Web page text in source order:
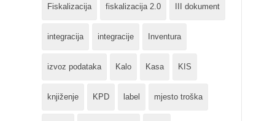
Fiskalizacija fiskalizacija 2.0 III dokument
integracija integracije Inventura
izvoz podataka Kalo Kasa KIS
knjiženje KPD label mjesto troška